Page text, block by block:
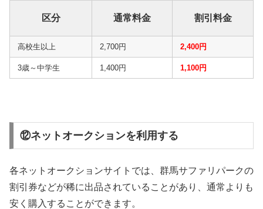
区分 通常料金 割引料金
高校生以上 2,700円 2,400円
3歳～中学生 1,400円 1,100円
⑫ネットオークションを利用する
各ネットオークションサイトでは、群馬サファリパークの
割引券などが稀に出品されていることがあり、通常よりも
安く購入することができます。